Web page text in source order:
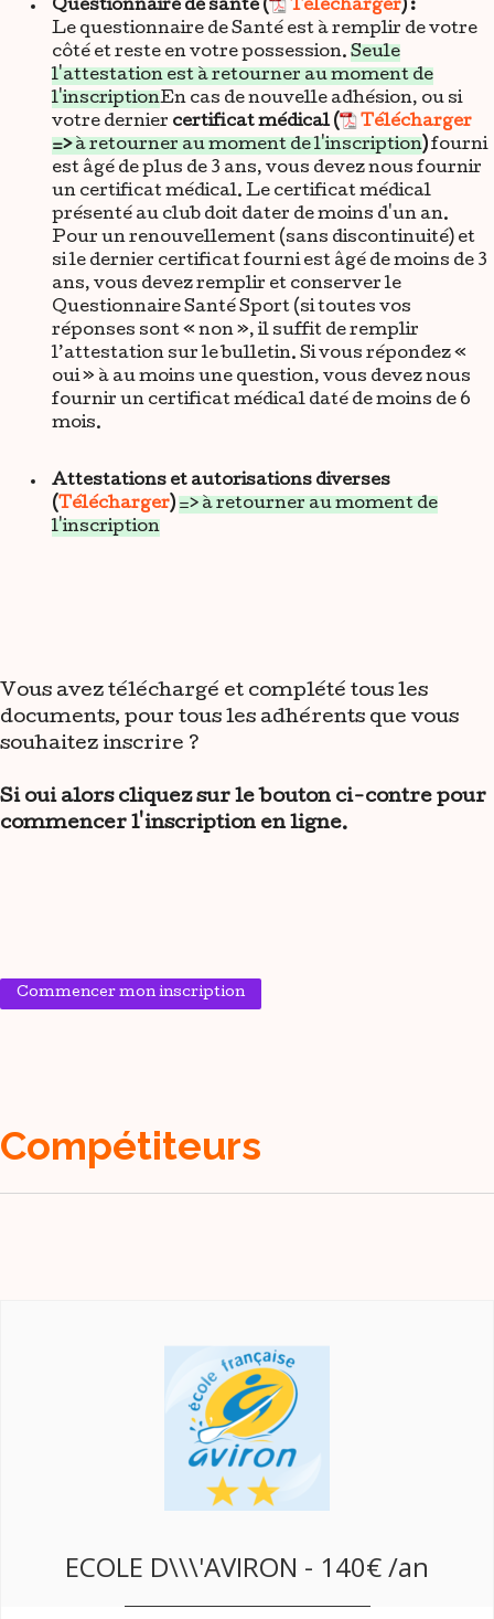
Questionnaire de santé (
Télécharger) :
Le questionnaire de Santé est à remplir de votre
côté et reste en votre possession. Seule
l'attestation est à retourner au moment de
l'inscriptionEn cas de nouvelle adhésion, ou si
votre dernier certificat médical (
Télécharger
=>à retourner au moment de l'inscription)fourni
est âgé de plus de 3 ans, vous devez nous fournir
un certificat médical. Le certificat médical
présenté au club doit dater de moins d'un an.
Pour un renouvellement (sans discontinuité) et
si le dernier certificat fourni est âgé de moins de 3
ans, vous devez remplir et conserver le
Questionnaire Santé Sport (si toutes vos
réponses sont « non », il suffit de remplir
l’attestation sur le bulletin. Si vous répondez «
oui » à au moins une question, vous devez nous
fournir un certificat médical daté de moins de 6
mois.
Attestations et autorisations diverses
(Télécharger) => à retourner au moment de
l'inscription
Vous avez téléchargé et complété tous les
documents, pour tous les adhérents que vous
souhaitez inscrire ?
Si oui alors cliquez sur le bouton ci-contre pour
commencer l'inscription en ligne.
Commencer mon inscription
Compétiteurs
ECOLE D\\\'AVIRON - 140€ /an